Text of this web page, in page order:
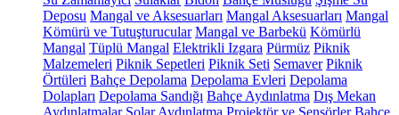
Deposu Mangal ve Aksesuarları Mangal Aksesuarları Mangal
Kömürü ve Tutuşturucular Mangal ve Barbekü Kömürlü
Mangal Tüplü Mangal Elektrikli Izgara Pürmüz Piknik
Malzemeleri Piknik Sepetleri Piknik Seti Semaver Piknik
Örtüleri Bahçe Depolama Depolama Evleri Depolama
Dolapları Depolama Sandığı Bahçe Aydınlatma Dış Mekan
Aydınlatmalar Solar Aydınlatma Projektör ve Sensörler Bahçe